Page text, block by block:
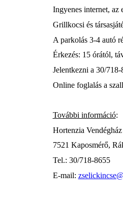
Ingyenes internet, az
Grillkocsi és
A parkolás 3-4 autó
Érkezés: 15 órától,
Jelentkezni a 30/
Online foglalás a
További információ:
Hortenzia
7521 Kaposmérő,
Tel.: 30/718-8655
E-mail: